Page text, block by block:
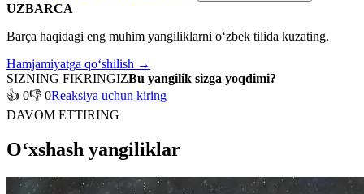
UZBARCA
Barça haqidagi eng muhim yangiliklarni o‘zbek tilida kuzating.
Hamjamiyatga qo‘shilish →
SIZNING FIKRINGIZBu yangilik sizga yoqdimi?
👍 0👎 0Reaksiya uchun kiring
DAVOM ETTIRING
O‘xshash yangiliklar